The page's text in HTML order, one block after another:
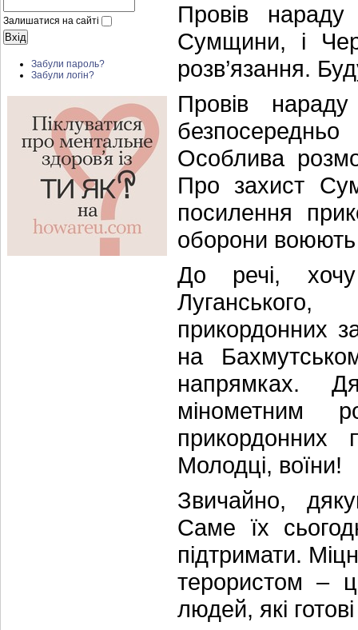
Залишатися на сайті
Забули пароль?
Забули логін?
Провів
Сумщини, і
розв’язання.
Провів
Особлива
Про захист
посилення
оборони воюють
До речі, хочу
прикордонних
на
напрямках.
мінометним
прикордонних
Молодці, воїни!
Звичайно,
Саме їх
підтримати.
терористом –
людей, які